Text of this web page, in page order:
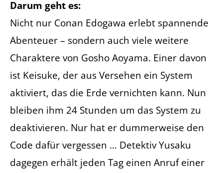
Darum geht es:
Nicht nur Conan Edogawa erlebt spannende
Abenteuer – sondern auch viele weitere
Charaktere von Gosho Aoyama. Einer davon
ist Keisuke, der aus Versehen ein System
aktiviert, das die Erde vernichten kann. Nun
bleiben ihm 24 Stunden um das System zu
deaktivieren. Nur hat er dummerweise den
Code dafür vergessen … Detektiv Yusaku
dagegen erhält jeden Tag einen Anruf einer